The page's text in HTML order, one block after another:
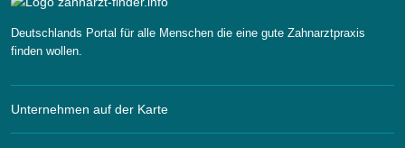
Deutschlands Portal für alle Menschen die eine gute Zahnarztpraxis
finden wollen.
Unternehmen auf der Karte